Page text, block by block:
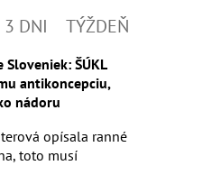
3 DNI TÝŽDEŇ
ŠÚKL
antikoncepciu,
nádoru
opísala ranné
toto musí